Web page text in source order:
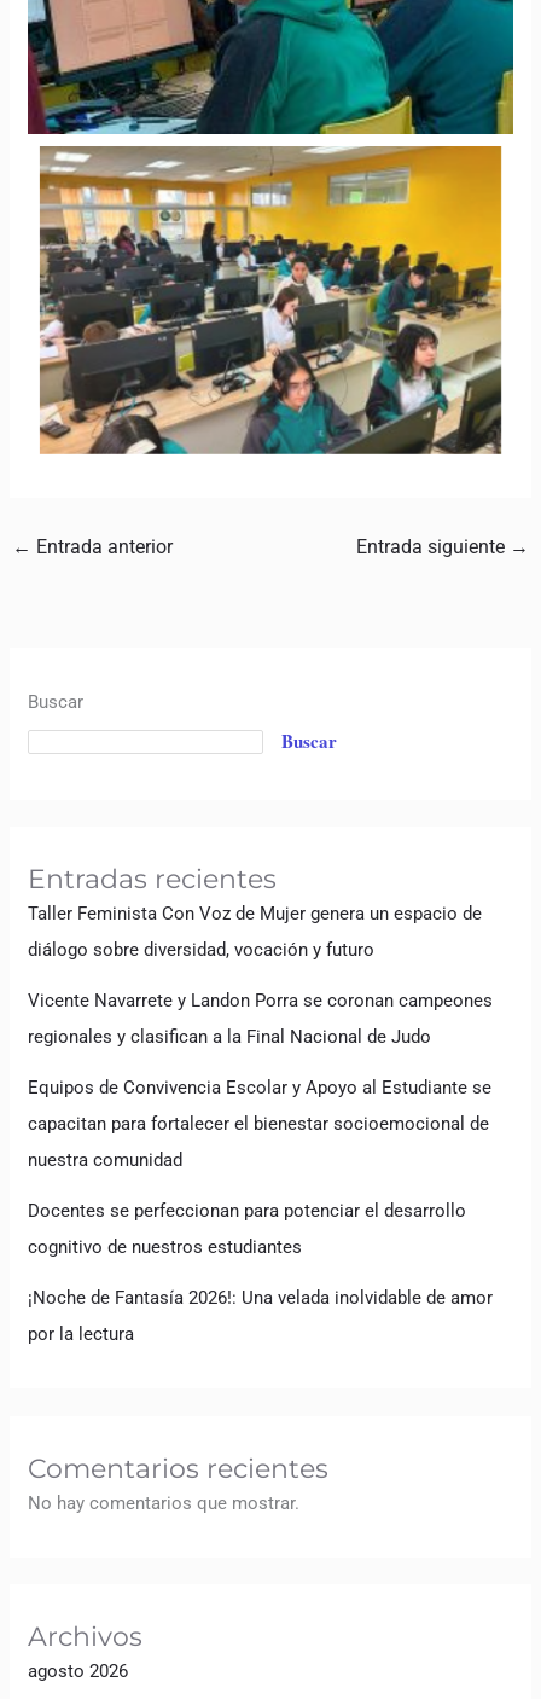
← Entrada anterior Entrada siguiente →
Buscar
Buscar
Entradas recientes
Taller Feminista Con Voz de Mujer genera un espacio de
diálogo sobre diversidad, vocación y futuro
Vicente Navarrete y Landon Porra se coronan campeones
regionales y clasifican a la Final Nacional de Judo
Equipos de Convivencia Escolar y Apoyo al Estudiante se
capacitan para fortalecer el bienestar socioemocional de
nuestra comunidad
Docentes se perfeccionan para potenciar el desarrollo
cognitivo de nuestros estudiantes
¡Noche de Fantasía 2026!: Una velada inolvidable de amor
por la lectura
Comentarios recientes
No hay comentarios que mostrar.
Archivos
agosto 2026